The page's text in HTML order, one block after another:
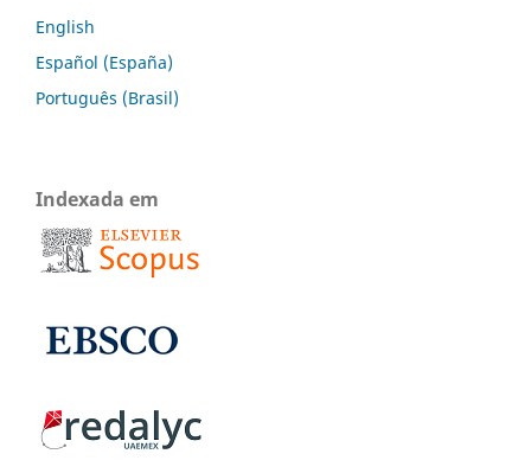
English
Español (España)
Português (Brasil)
Indexada em